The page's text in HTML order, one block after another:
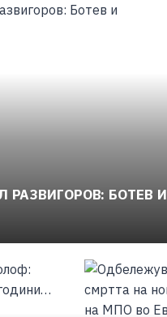
РАЗВИГОРОВ: БОТЕВ И